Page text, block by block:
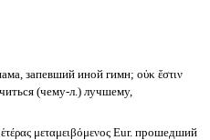
запевший иной гимн; οὐκ ἔστιν
(чему-л.) лучшему,
μεταμειβόμενος Eur. прошедший